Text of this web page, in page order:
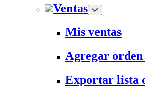
Ventas
Mis ventas
Agregar
Exportar lista